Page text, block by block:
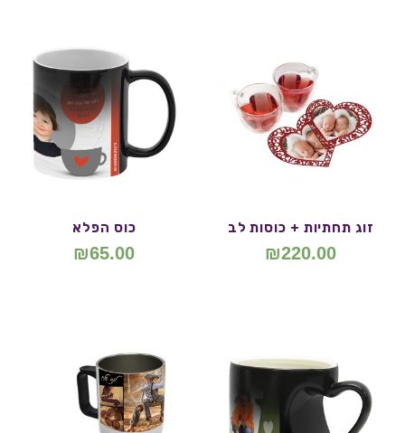
זוג תחתיות + כוסות לב
₪220.00
כוס הפלא
₪65.00